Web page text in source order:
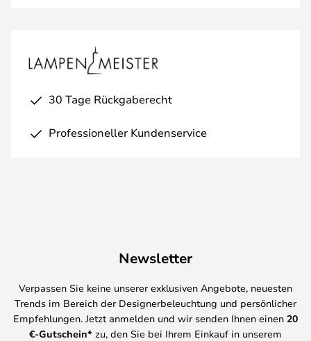
30 Tage Rückgaberecht
Professioneller Kundenservice
Newsletter
Verpassen Sie keine unserer exklusiven Angebote, neuesten
Trends im Bereich der Designerbeleuchtung und persönlicher
Empfehlungen. Jetzt anmelden und wir senden Ihnen einen 20
€-Gutschein* zu, den Sie bei Ihrem Einkauf in unserem